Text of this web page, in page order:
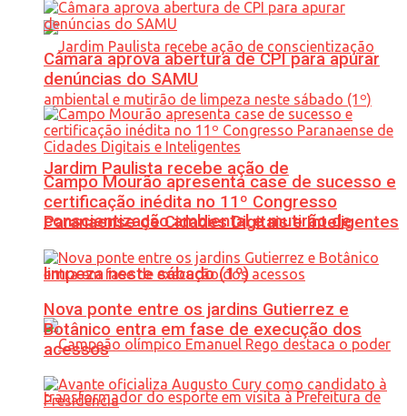
Jardim Paulista recebe ação de
conscientização ambiental e mutirão de
limpeza neste sábado (1º)
Câmara aprova abertura de CPI para apurar
denúncias do SAMU
Campo Mourão apresenta case de sucesso e
certificação inédita no 11º Congresso
Paranaense de Cidades Digitais e Inteligentes
Nova ponte entre os jardins Gutierrez e
Botânico entra em fase de execução dos
acessos